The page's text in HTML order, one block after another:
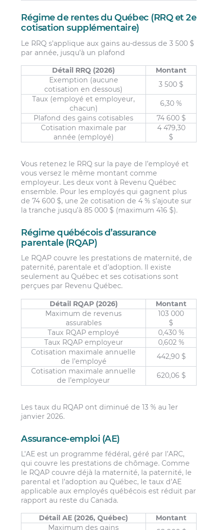
Régime de rentes du Québec (RRQ et 2e
cotisation supplémentaire)
Le RRQ s’applique aux gains au-dessus de 3 500 $
par année, jusqu’à un plafond
Détail RRQ (2026)
Montant
Exemption (aucune
cotisation en dessous)
3 500 $
Taux (employé et employeur,
chacun)
6,30 %
Plafond des gains cotisables
74 600 $
Cotisation maximale par
année (employé)
4 479,30
$
Vous retenez le RRQ sur la paye de l’employé et
vous versez le même montant comme
employeur. Les deux vont à Revenu Québec
ensemble. Pour les employés qui gagnent plus
de 74 600 $, une 2e cotisation de 4 % s’ajoute sur
la tranche jusqu’à 85 000 $ (maximum 416 $).
Régime québécois d’assurance
parentale (RQAP)
Le RQAP couvre les prestations de maternité, de
paternité, parentale et d’adoption. Il existe
seulement au Québec et ses cotisations sont
perçues par Revenu Québec.
Détail RQAP (2026)
Montant
Maximum de revenus
assurables
103 000
$
Taux RQAP employé
0,430 %
Taux RQAP employeur
0,602 %
Cotisation maximale annuelle
de l’employé
442,90 $
Cotisation maximale annuelle
de l’employeur
620,06 $
Les taux du RQAP ont diminué de 13 % au 1er
janvier 2026.
Assurance-emploi (AE)
L’AE est un programme fédéral, géré par l’ARC,
qui couvre les prestations de chômage. Comme
le RQAP couvre déjà la maternité, la paternité, le
parental et l’adoption au Québec, le taux d’AE
applicable aux employés québécois est réduit par
rapport au reste du Canada.
Détail AE (2026, Québec)
Montant
Maximum des gains